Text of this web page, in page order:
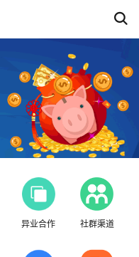
异业合作 社群渠道